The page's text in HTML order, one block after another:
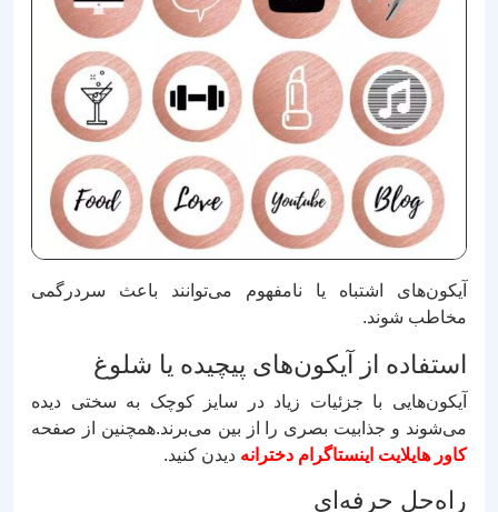
آیکون‌های اشتباه یا نامفهوم می‌توانند باعث سردرگمی
مخاطب شوند.
استفاده از آیکون‌های پیچیده یا شلوغ
آیکون‌هایی با جزئیات زیاد در سایز کوچک به سختی دیده
می‌شوند و جذابیت بصری را از بین می‌برند.همچنین از صفحه
کاور هایلایت اینستاگرام دخترانه دیدن کنید.
راه‌حل حرفه‌ای